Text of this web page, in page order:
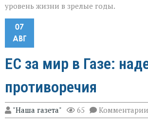
уровень жизни в зрелые годы.
07
АВГ
ЕС за мир в Газе:
противоречия
"Наша газета" 65 Комментарии